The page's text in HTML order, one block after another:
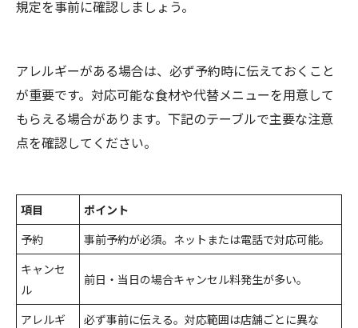
規定を事前に確認しましょう。
アレルギーがある場合は、必ず予約時に伝えておくこと
が重要です。対応可能な食材や代替メニューを用意して
もらえる場合があります。下記のテーブルで主要な注意
点を確認してください。
項目
ポイント
予約
事前予約が必須。ネットまたは電話で対応可能。
キャンセ
ル
前日・当日の場合キャンセル料発生が多い。
アレルギ
必ず事前に伝える。対応範囲は店舗ごとに異な